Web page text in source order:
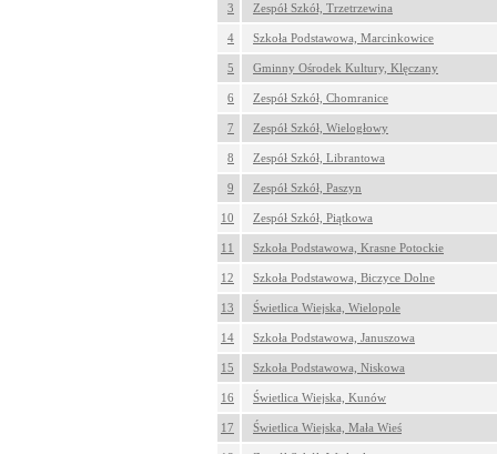
3 Zespół Szkół, Trzetrzewina
4 Szkoła Podstawowa, Marcinkowice
5 Gminny Ośrodek Kultury, Klęczany
6 Zespół Szkół, Chomranice
7 Zespół Szkół, Wielogłowy
8 Zespół Szkół, Librantowa
9 Zespół Szkół, Paszyn
10 Zespół Szkół, Piątkowa
11 Szkoła Podstawowa, Krasne Potockie
12 Szkoła Podstawowa, Biczyce Dolne
13 Świetlica Wiejska, Wielopole
14 Szkoła Podstawowa, Januszowa
15 Szkoła Podstawowa, Niskowa
16 Świetlica Wiejska, Kunów
17 Świetlica Wiejska, Mała Wieś